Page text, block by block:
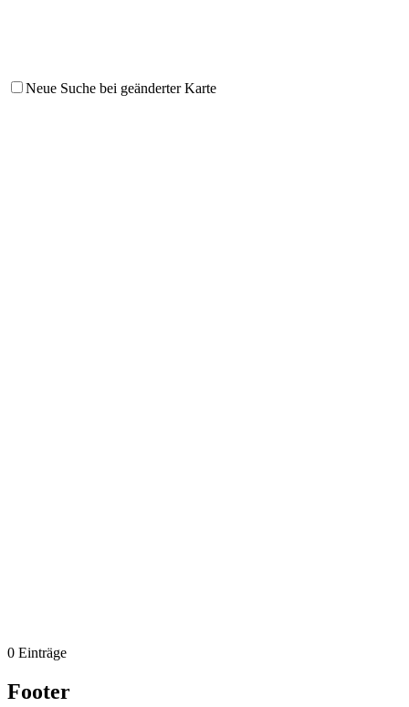
Neue Suche bei geänderter Karte
0 Einträge
Footer